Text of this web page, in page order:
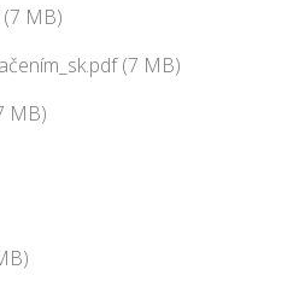
MB)
(7 MB)
MB)